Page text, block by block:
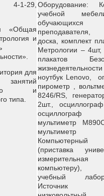
4-1-29,
«Общая
и
для
занятий
и
типа.
Оборудование:
учебной
преподавателя,
доска, комплект
Метрологии – 4шт,
плакатов
ноутбук Lenovo,
пирометр ,
8246/RS,
2шт.,
мультиметр
мультиметр
(приставка
компьютеру),
учебный
Источник